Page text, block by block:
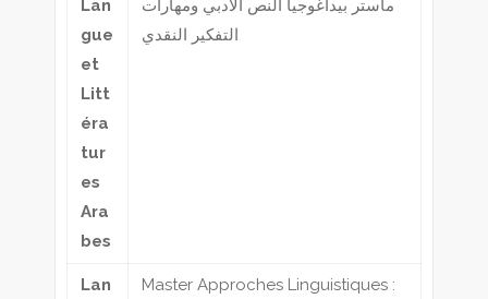
Lan
gue
et
Litt
éra
tur
es
Ara
bes
ماستر بيداغوجيا النص الأدبي ومهارات
التفكير النقدي
Lan
Master Approches Linguistiques :